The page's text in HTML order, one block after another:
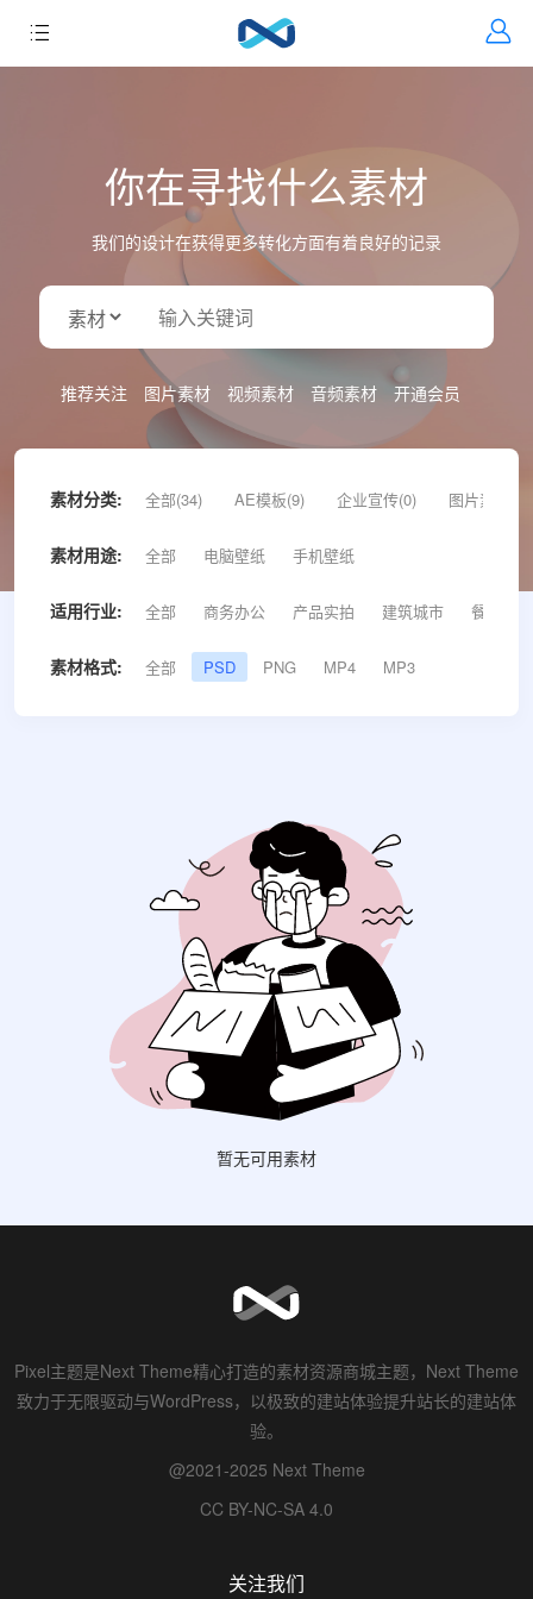
你在寻找什么素材
我们的设计在获得更多转化方面有着良好的记录
推荐关注 图片素材 视频素材 音频素材 开通会员
素材分类: 全部(34) AE模板(9) 企业宣传(0) 图片素材(9)
素材用途: 全部 电脑壁纸 手机壁纸
适用行业: 全部 商务办公 产品实拍 建筑城市 餐饮美食
素材格式: 全部 PSD PNG MP4 MP3
暂无可用素材
Pixel主题是Next Theme精心打造的素材资源商城主题，Next Theme
致力于无限驱动与WordPress，以极致的建站体验提升站长的建站体
验。
@2021-2025 Next Theme
CC BY-NC-SA 4.0
关注我们